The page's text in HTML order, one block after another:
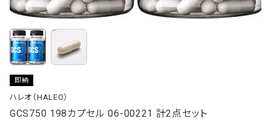
即納
ハレオ（HALEO）
GCS750 198カプセル 06-00221 計2点セット